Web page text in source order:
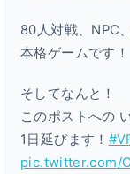
80人対戦、NPC
本格ゲームです！
そしてなんと！
このポストへの
1日延びます！
pic.twitter.com/